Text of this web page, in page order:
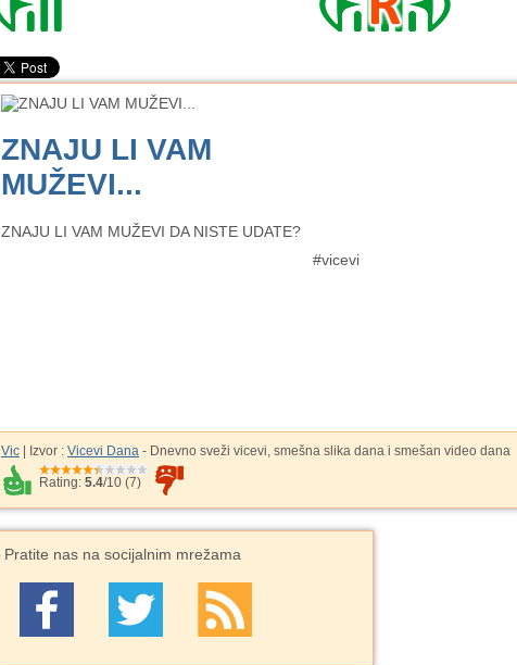
ZNAJU LI VAM
MUŽEVI...
ZNAJU LI VAM MUŽEVI DA NISTE UDATE?
#vicevi
Vic | Izvor : Vicevi Dana - Dnevno sveži vicevi, smešna slika dana i smešan video dana
Rating: 5.4/10 (7)
Pratite nas na socijalnim mrežama